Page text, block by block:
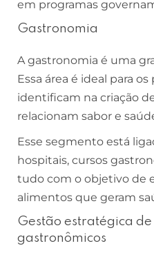
em programas
Gastronomia
A gastronomia é uma
Essa área é ideal para
identificam na criação
relacionam sabor e
Esse segmento está
hospitais, cursos
tudo com o objetivo de
alimentos que geram
Gestão estratégica de
gastronômicos